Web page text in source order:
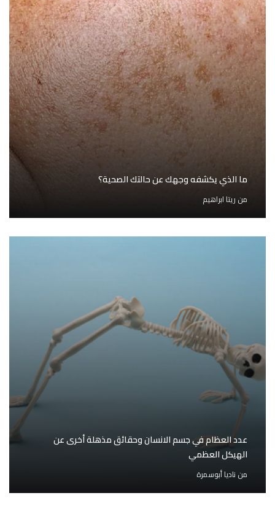
ما الذي يكشفه وجهك عن حالتك الصحية؟
من ريتا ابراهيم
عدد العظام في جسم الانسان وحقائق مذهلة أخرى عن
الهيكل العظمي
من ناديا أبوسمرة